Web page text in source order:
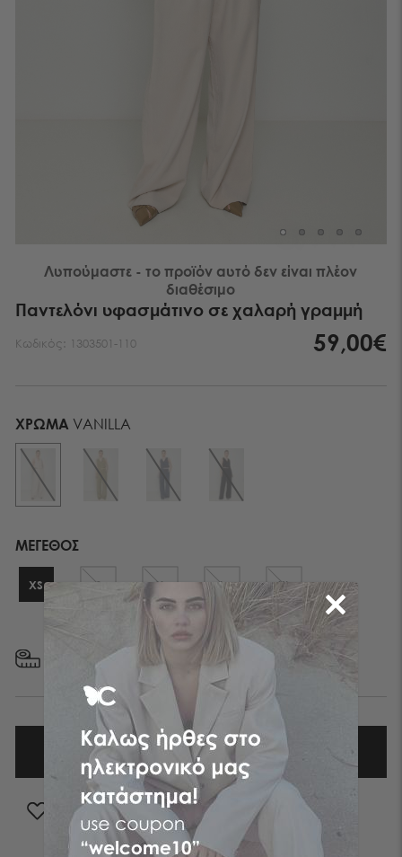
Λυπούμαστε - το προϊόν αυτό δεν είναι πλέον
διαθέσιμο
Παντελόνι υφασμάτινο σε χαλαρή γραμμή
Κωδικός: 1303501-110 59,00€
ΧΡΏΜΑ VANILLA
ΜΕΓΕΘΟΣ
XS S M L XL
ΜΕΓΕΘΟΛΟΓΙΟ
ΠΡΟΣΘΗΚΗ ΣΤΑ ΑΓΑΠΗΜΕΝΑ